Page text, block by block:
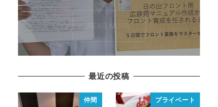
READ MORE
最近の投稿
仲間 プライベート